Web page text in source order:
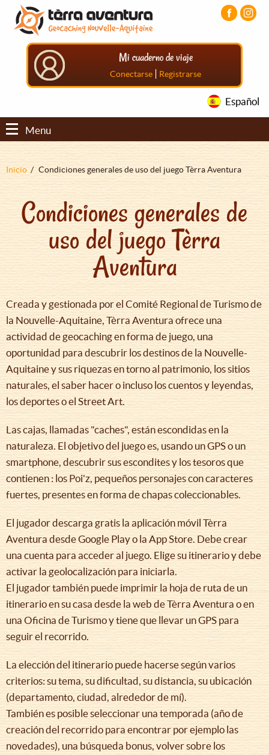
Pasar
contenido
principal
Pasar
menú
principal
Pasar
principal
Mi cuaderno de viaje
Conectarse | Registrarse
Español
Menu
Sobrescribir
ayuda
la
navegación
Inicio Condiciones generales de uso del juego Tèrra Aventura
Condiciones generales de
uso del juego Tèrra
Aventura
Creada y gestionada por el Comité Regional de Turismo de
la Nouvelle-Aquitaine, Tèrra Aventura ofrece una
actividad de geocaching en forma de juego, una
oportunidad para descubrir los destinos de la Nouvelle-
Aquitaine y sus riquezas en torno al patrimonio, los sitios
naturales, el saber hacer o incluso los cuentos y leyendas,
los deportes o el Street Art.
Las cajas, llamadas "caches", están escondidas en la
naturaleza. El objetivo del juego es, usando un GPS o un
smartphone, descubrir sus escondites y los tesoros que
contienen : los Poi'z, pequeños personajes con caracteres
fuertes, presentes en forma de chapas coleccionables.
El jugador descarga gratis la aplicación móvil Tèrra
Aventura desde Google Play o la App Store. Debe crear
una cuenta para acceder al juego. Elige su itinerario y debe
activar la geolocalización para iniciarla.
El jugador también puede imprimir la hoja de ruta de un
itinerario en su casa desde la web de Tèrra Aventura o en
una Oficina de Turismo y tiene que llevar un GPS para
seguir el recorrido.
La elección del itinerario puede hacerse según varios
criterios: su tema, su dificultad, su distancia, su ubicación
(departamento, ciudad, alrededor de mí).
También es posible seleccionar una temporada (año de
creación del recorrido para encontrar por ejemplo las
novedades), una búsqueda bonus, volver sobre los